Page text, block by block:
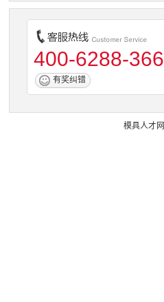
400-6288-366
有奖纠错
模具人才网